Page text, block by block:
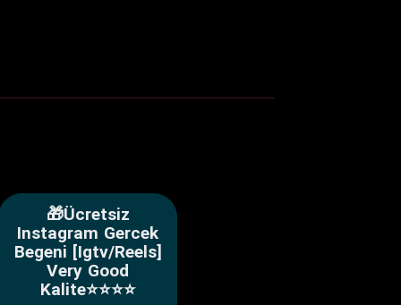
🎁Ücretsiz
Instagram Gercek
Begeni [Igtv/Reels]
Very Good
Kalite⭐⭐⭐⭐